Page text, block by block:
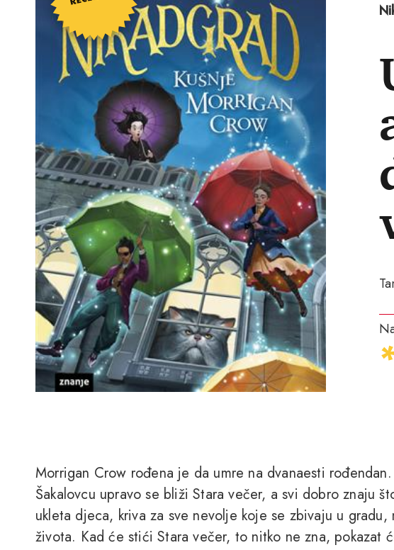
Morrigan Crow rođena je da umre na dvanaesti
Šakalovcu upravo se bliži Stara večer, a svi dobro znaju
ukleta djeca, kriva za sve nevolje koje se zbivaju u
života. Kad će stići Stara večer, to nitko ne zna, pokazat